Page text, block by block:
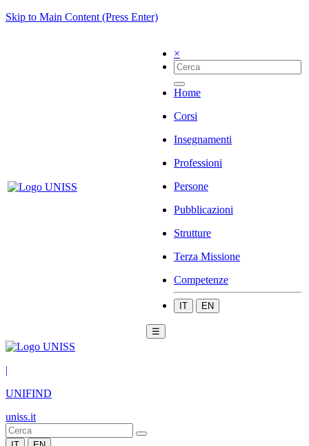
Skip to Main Content (Press Enter)
×
Home
Corsi
Insegnamenti
Professioni
Persone
Pubblicazioni
Strutture
Terza Missione
Competenze
IT EN
☰
|
UNIFIND
uniss.it